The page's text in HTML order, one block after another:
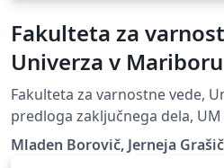
Fakulteta za
Univerza v
zaključnega dela
Fakulteta za varnostne vede,
predloga zaključnega dela, UM
Mladen Borovič, Jerneja Grašič